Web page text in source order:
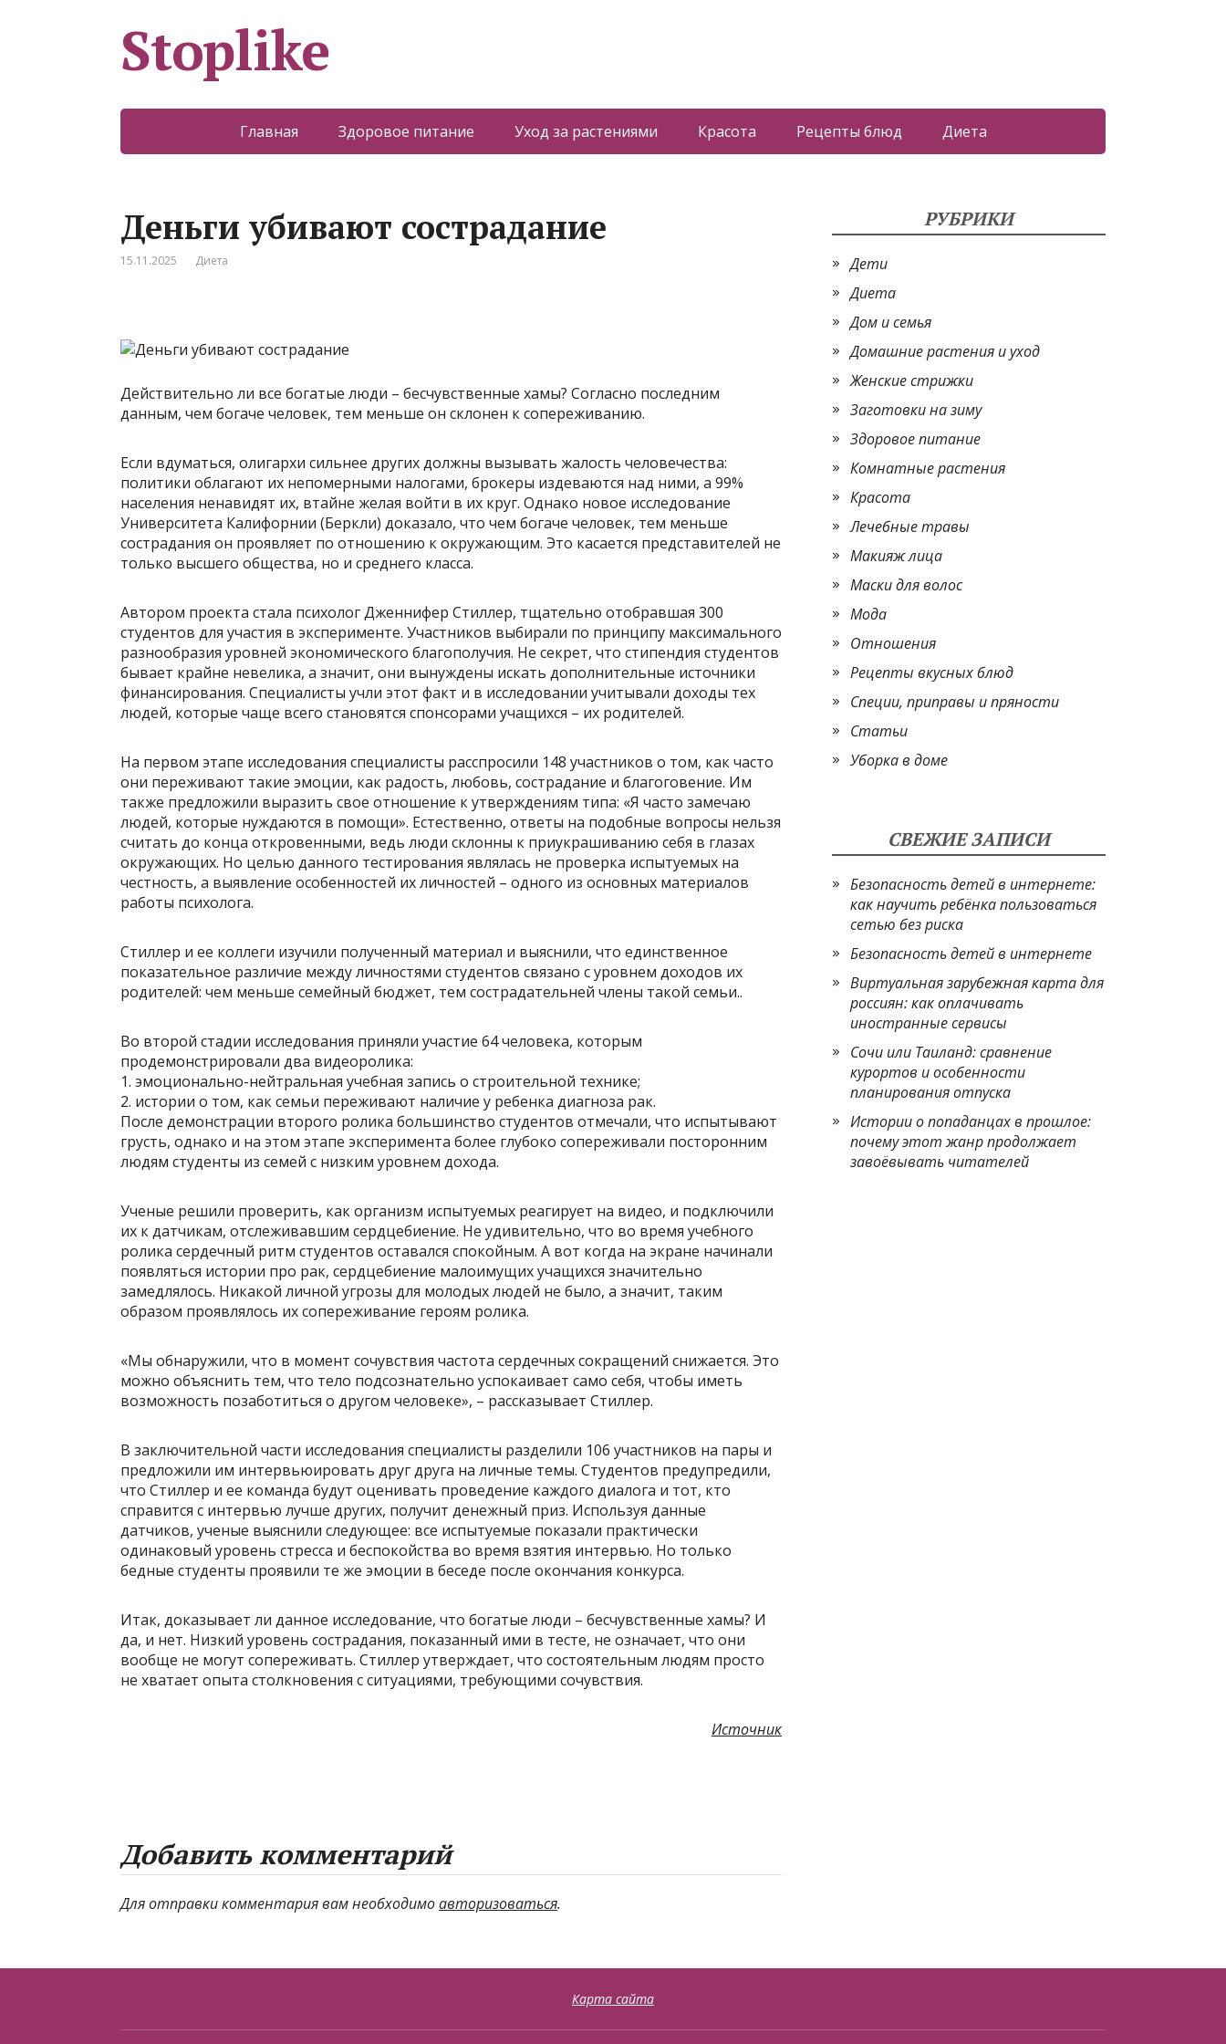
Stoplike
Главная Здоровое питание Уход за растениями Красота Рецепты блюд Диета
Деньги убивают сострадание
15.11.2025 Диета
Действительно ли все богатые люди – бесчувственные хамы? Согласно последним
данным, чем богаче человек, тем меньше он склонен к сопереживанию.
Если вдуматься, олигархи сильнее других должны вызывать жалость человечества:
политики облагают их непомерными налогами, брокеры издеваются над ними, а 99%
населения ненавидят их, втайне желая войти в их круг. Однако новое исследование
Университета Калифорнии (Беркли) доказало, что чем богаче человек, тем меньше
сострадания он проявляет по отношению к окружающим. Это касается представителей не
только высшего общества, но и среднего класса.
Автором проекта стала психолог Дженнифер Стиллер, тщательно отобравшая 300
студентов для участия в эксперименте. Участников выбирали по принципу максимального
разнообразия уровней экономического благополучия. Не секрет, что стипендия студентов
бывает крайне невелика, а значит, они вынуждены искать дополнительные источники
финансирования. Специалисты учли этот факт и в исследовании учитывали доходы тех
людей, которые чаще всего становятся спонсорами учащихся – их родителей.
На первом этапе исследования специалисты расспросили 148 участников о том, как часто
они переживают такие эмоции, как радость, любовь, сострадание и благоговение. Им
также предложили выразить свое отношение к утверждениям типа: «Я часто замечаю
людей, которые нуждаются в помощи». Естественно, ответы на подобные вопросы нельзя
считать до конца откровенными, ведь люди склонны к приукрашиванию себя в глазах
окружающих. Но целью данного тестирования являлась не проверка испытуемых на
честность, а выявление особенностей их личностей – одного из основных материалов
работы психолога.
Стиллер и ее коллеги изучили полученный материал и выяснили, что единственное
показательное различие между личностями студентов связано с уровнем доходов их
родителей: чем меньше семейный бюджет, тем сострадательней члены такой семьи..
Во второй стадии исследования приняли участие 64 человека, которым
продемонстрировали два видеоролика:
1. эмоционально-нейтральная учебная запись о строительной технике;
2. истории о том, как семьи переживают наличие у ребенка диагноза рак.
После демонстрации второго ролика большинство студентов отмечали, что испытывают
грусть, однако и на этом этапе эксперимента более глубоко сопереживали посторонним
людям студенты из семей с низким уровнем дохода.
Ученые решили проверить, как организм испытуемых реагирует на видео, и подключили
их к датчикам, отслеживавшим сердцебиение. Не удивительно, что во время учебного
ролика сердечный ритм студентов оставался спокойным. А вот когда на экране начинали
появляться истории про рак, сердцебиение малоимущих учащихся значительно
замедлялось. Никакой личной угрозы для молодых людей не было, а значит, таким
образом проявлялось их сопереживание героям ролика.
«Мы обнаружили, что в момент сочувствия частота сердечных сокращений снижается. Это
можно объяснить тем, что тело подсознательно успокаивает само себя, чтобы иметь
возможность позаботиться о другом человеке», – рассказывает Стиллер.
В заключительной части исследования специалисты разделили 106 участников на пары и
предложили им интервьюировать друг друга на личные темы. Студентов предупредили,
что Стиллер и ее команда будут оценивать проведение каждого диалога и тот, кто
справится с интервью лучше других, получит денежный приз. Используя данные
датчиков, ученые выяснили следующее: все испытуемые показали практически
одинаковый уровень стресса и беспокойства во время взятия интервью. Но только
бедные студенты проявили те же эмоции в беседе после окончания конкурса.
Итак, доказывает ли данное исследование, что богатые люди – бесчувственные хамы? И
да, и нет. Низкий уровень сострадания, показанный ими в тесте, не означает, что они
вообще не могут сопереживать. Стиллер утверждает, что состоятельным людям просто
не хватает опыта столкновения с ситуациями, требующими сочувствия.
Источник
Добавить комментарий
Для отправки комментария вам необходимоавторизоваться.
РУБРИКИ
Дети
Диета
Дом и семья
Домашние растения и уход
Женские стрижки
Заготовки на зиму
Здоровое питание
Комнатные растения
Красота
Лечебные травы
Макияж лица
Маски для волос
Мода
Отношения
Рецепты вкусных блюд
Специи, приправы и пряности
Статьи
Уборка в доме
СВЕЖИЕ ЗАПИСИ
Безопасность детей в интернете:
как научить ребёнка пользоваться
сетью без риска
Безопасность детей в интернете
Виртуальная зарубежная карта для
россиян: как оплачивать
иностранные сервисы
Сочи или Таиланд: сравнение
курортов и особенности
планирования отпуска
Истории о попаданцах в прошлое:
почему этот жанр продолжает
завоёвывать читателей
Карта сайта